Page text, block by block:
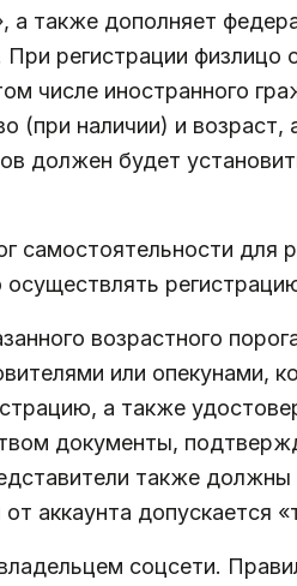
а также дополняет
регистрации
числе иностранного
наличии) и возраст,
должен будет
самостоятельности
возрастного
или опекунами,
а также
документы,
также
аккаунта допускается
соцсети.